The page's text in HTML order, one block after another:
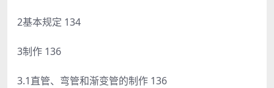
2基本规定 134
3制作 136
3.1直管、弯管和渐变管的制作 136